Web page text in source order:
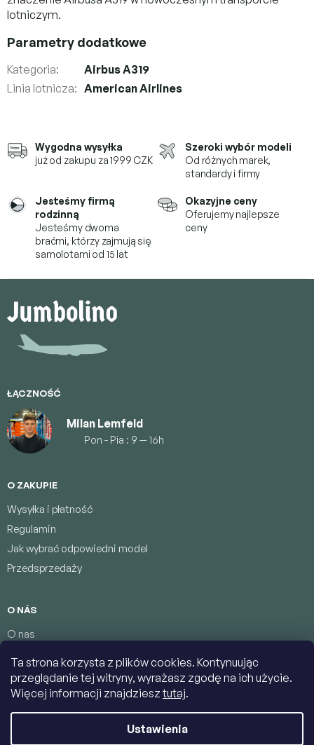
Ta strona korzysta z plików cookies. Kontynuując
przeglądanie tej witryny, wyrażasz zgodę na ich użycie.
Więcej informacji znajdziesztutaj.
Ustawienia
Wygodna wysyłka
już od zakupu za 1999 CZK
Szeroki wybór modeli
Od różnych marek,
standardy i firmy
Jesteśmy firmą
rodzinną
Jesteśmy dwoma
braćmi, którzyzajmują się
samolotami od 15 lat
Okazyjne ceny
Oferujemy najlepsze
ceny
lotniczym.
Parametry dodatkowe
Kategoria:
Airbus A319
Linia lotnicza: American Airlines
o
ŁĄCZNOŚĆ
Milan Lemfeld
Pon - Pia : 9 — 16h
O ZAKUPIE
Wysyłka i płatność
Regulamin
Jak wybrać odpowiedni model
Przedsprzedaży
O NÁS
O nas
Warunki ochrony danych osobowych
Łączność